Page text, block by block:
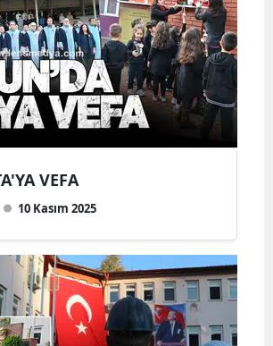
VEFA
10 Kasım 2025